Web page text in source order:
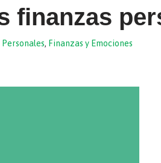
finanzas
Personales, Finanzas y Emociones